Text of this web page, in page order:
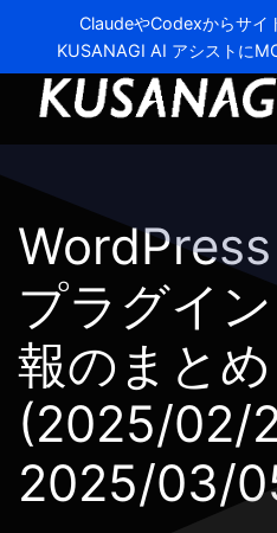
ClaudeやCodexからサイ
KUSANAGI AI アシストに
WordPress
プラグイ
報のまとめ
(2025/02/
2025/03/